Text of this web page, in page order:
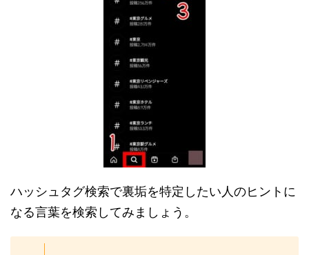
ハッシュタグ検索で裏垢を特定したい人のヒントに
なる言葉を検索してみましょう。